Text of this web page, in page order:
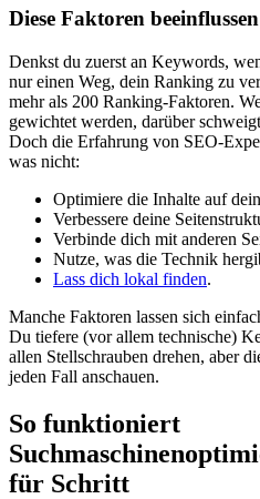
Diese Faktoren
Denkst du zuerst an Keywords,
nur einen Weg, dein Ranking zu
mehr als 200 Ranking-Faktoren.
gewichtet werden, darüber
Doch die Erfahrung von SEO-
was nicht:
Optimiere die Inhalte auf
Verbessere deine
Verbinde dich mit anderen
Nutze, was die Technik
Lass dich lokal finden.
Manche Faktoren lassen sich
Du tiefere (vor allem technische)
allen Stellschrauben drehen, aber
jeden Fall anschauen.
So funktioniert
für Schritt